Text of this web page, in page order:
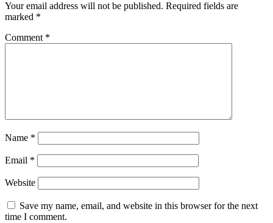
Your email address will not be published. Required fields are
marked *
Comment *
Name *
Email *
Website
Save my name, email, and website in this browser for the next
time I comment.